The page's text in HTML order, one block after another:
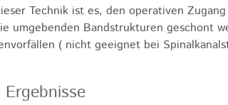
Technik ist es, den operativen
umgebenden Bandstrukturen geschont
( nicht geeignet bei